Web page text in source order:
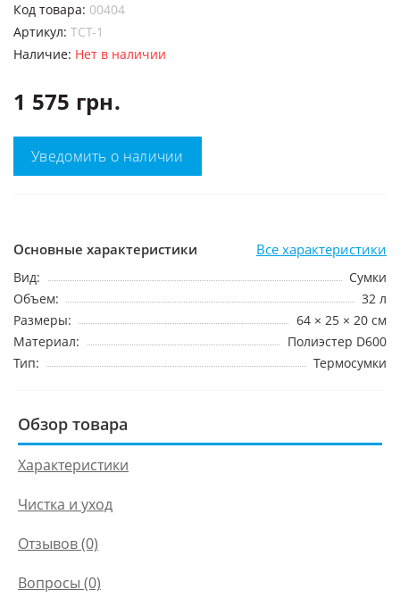
код товара: 00404
Артикул: ТСТ-1
Наличие: Нет в наличии
1 575 грн.
Уведомить о наличии
Основные характеристики Все характеристики
Вид:
Сумки
Объем:
32 л
Размеры:
64 × 25 × 20 см
Материал:
Полиэстер D600
Тип:
Термосумки
Обзор товара
Характеристики
Чистка и уход
Отзывов (0)
Вопросы (0)